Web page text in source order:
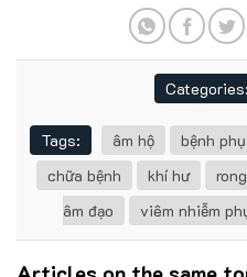
Categories:
Tags: âm hộ bệnh
chữa bệnh
khí hư
âm đạo
viêm nhiễm